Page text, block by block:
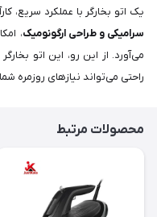
یک اتو بخارگر با عملکرد سریع،
سرامیکی و طراحی ارگونومیک،
می‌آورد. از این رو، این اتو
راحتی می‌تواند نیازهای روزمره
محصولات مرتبط